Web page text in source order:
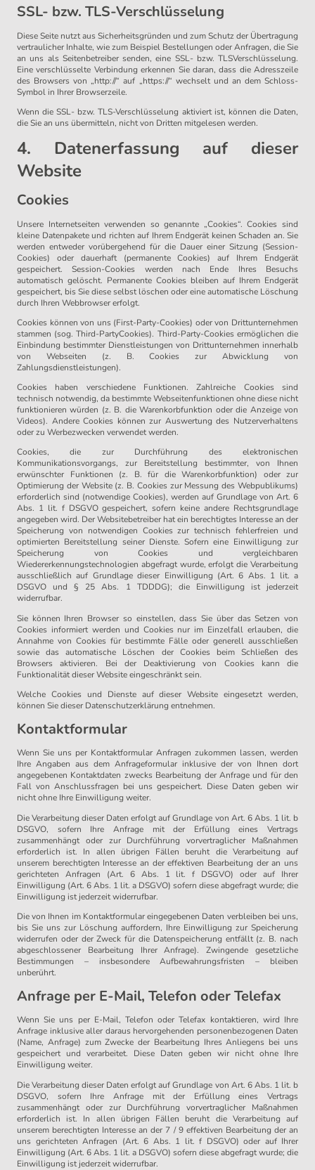
SSL- bzw. TLS-Verschlüsselung
Diese Seite nutzt aus Sicherheitsgründen und zum Schutz der Übertragung
vertraulicher Inhalte, wie zum Beispiel Bestellungen oder Anfragen, die Sie
an uns als Seitenbetreiber senden, eine SSL- bzw. TLSVerschlüsselung.
Eine verschlüsselte Verbindung erkennen Sie daran, dass die Adresszeile
des Browsers von „http://“ auf „https://“ wechselt und an dem Schloss-
Symbol in Ihrer Browserzeile.
Wenn die SSL- bzw. TLS-Verschlüsselung aktiviert ist, können die Daten,
die Sie an uns übermitteln, nicht von Dritten mitgelesen werden.
4. Datenerfassung auf dieser
Website
Cookies
Unsere Internetseiten verwenden so genannte „Cookies“. Cookies sind
kleine Datenpakete und richten auf Ihrem Endgerät keinen Schaden an. Sie
werden entweder vorübergehend für die Dauer einer Sitzung (Session-
Cookies) oder dauerhaft (permanente Cookies) auf Ihrem Endgerät
gespeichert. Session-Cookies werden nach Ende Ihres Besuchs
automatisch gelöscht. Permanente Cookies bleiben auf Ihrem Endgerät
gespeichert, bis Sie diese selbst löschen oder eine automatische Löschung
durch Ihren Webbrowser erfolgt.
Cookies können von uns (First-Party-Cookies) oder von Drittunternehmen
stammen (sog. Third-PartyCookies). Third-Party-Cookies ermöglichen die
Einbindung bestimmter Dienstleistungen von Drittunternehmen innerhalb
von Webseiten (z. B. Cookies zur Abwicklung von
Zahlungsdienstleistungen).
Cookies haben verschiedene Funktionen. Zahlreiche Cookies sind
technisch notwendig, da bestimmte Webseitenfunktionen ohne diese nicht
funktionieren würden (z. B. die Warenkorbfunktion oder die Anzeige von
Videos). Andere Cookies können zur Auswertung des Nutzerverhaltens
oder zu Werbezwecken verwendet werden.
Cookies, die zur Durchführung des elektronischen
Kommunikationsvorgangs, zur Bereitstellung bestimmter, von Ihnen
erwünschter Funktionen (z. B. für die Warenkorbfunktion) oder zur
Optimierung der Website (z. B. Cookies zur Messung des Webpublikums)
erforderlich sind (notwendige Cookies), werden auf Grundlage von Art. 6
Abs. 1 lit. f DSGVO gespeichert, sofern keine andere Rechtsgrundlage
angegeben wird. Der Websitebetreiber hat ein berechtigtes Interesse an der
Speicherung von notwendigen Cookies zur technisch fehlerfreien und
optimierten Bereitstellung seiner Dienste. Sofern eine Einwilligung zur
Speicherung von Cookies und vergleichbaren
Wiedererkennungstechnologien abgefragt wurde, erfolgt die Verarbeitung
ausschließlich auf Grundlage dieser Einwilligung (Art. 6 Abs. 1 lit. a
DSGVO und § 25 Abs. 1 TDDDG); die Einwilligung ist jederzeit
widerrufbar.
Sie können Ihren Browser so einstellen, dass Sie über das Setzen von
Cookies informiert werden und Cookies nur im Einzelfall erlauben, die
Annahme von Cookies für bestimmte Fälle oder generell ausschließen
sowie das automatische Löschen der Cookies beim Schließen des
Browsers aktivieren. Bei der Deaktivierung von Cookies kann die
Funktionalität dieser Website eingeschränkt sein.
Welche Cookies und Dienste auf dieser Website eingesetzt werden,
können Sie dieser Datenschutzerklärung entnehmen.
Kontaktformular
Wenn Sie uns per Kontaktformular Anfragen zukommen lassen, werden
Ihre Angaben aus dem Anfrageformular inklusive der von Ihnen dort
angegebenen Kontaktdaten zwecks Bearbeitung der Anfrage und für den
Fall von Anschlussfragen bei uns gespeichert. Diese Daten geben wir
nicht ohne Ihre Einwilligung weiter.
Die Verarbeitung dieser Daten erfolgt auf Grundlage von Art. 6 Abs. 1 lit. b
DSGVO, sofern Ihre Anfrage mit der Erfüllung eines Vertrags
zusammenhängt oder zur Durchführung vorvertraglicher Maßnahmen
erforderlich ist. In allen übrigen Fällen beruht die Verarbeitung auf
unserem berechtigten Interesse an der effektiven Bearbeitung der an uns
gerichteten Anfragen (Art. 6 Abs. 1 lit. f DSGVO) oder auf Ihrer
Einwilligung (Art. 6 Abs. 1 lit. a DSGVO) sofern diese abgefragt wurde; die
Einwilligung ist jederzeit widerrufbar.
Die von Ihnen im Kontaktformular eingegebenen Daten verbleiben bei uns,
bis Sie uns zur Löschung auffordern, Ihre Einwilligung zur Speicherung
widerrufen oder der Zweck für die Datenspeicherung entfällt (z. B. nach
abgeschlossener Bearbeitung Ihrer Anfrage). Zwingende gesetzliche
Bestimmungen – insbesondere Aufbewahrungsfristen – bleiben
unberührt.
Anfrage per E-Mail, Telefon oder Telefax
Wenn Sie uns per E-Mail, Telefon oder Telefax kontaktieren, wird Ihre
Anfrage inklusive aller daraus hervorgehenden personenbezogenen Daten
(Name, Anfrage) zum Zwecke der Bearbeitung Ihres Anliegens bei uns
gespeichert und verarbeitet. Diese Daten geben wir nicht ohne Ihre
Einwilligung weiter.
Die Verarbeitung dieser Daten erfolgt auf Grundlage von Art. 6 Abs. 1 lit. b
DSGVO, sofern Ihre Anfrage mit der Erfüllung eines Vertrags
zusammenhängt oder zur Durchführung vorvertraglicher Maßnahmen
erforderlich ist. In allen übrigen Fällen beruht die Verarbeitung auf
unserem berechtigten Interesse an der 7 / 9 effektiven Bearbeitung der an
uns gerichteten Anfragen (Art. 6 Abs. 1 lit. f DSGVO) oder auf Ihrer
Einwilligung (Art. 6 Abs. 1 lit. a DSGVO) sofern diese abgefragt wurde; die
Einwilligung ist jederzeit widerrufbar.